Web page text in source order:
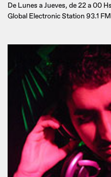
De Lunes a Jueves, de 22 a 00
Global Electronic Station 93.1